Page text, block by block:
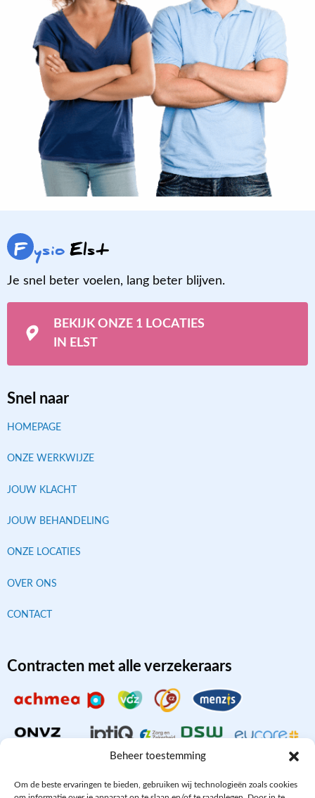
Beheer toestemming
Om de beste ervaringen te bieden, gebruiken wij technologieën zoals cookies
F ysioElst
Je snel beter voelen, lang beter blijven.
BEKIJK ONZE 1 LOCATIES
IN ELST
Snel naar
HOMEPAGE
ONZE WERKWIJZE
JOUW KLACHT
JOUW BEHANDELING
ONZE LOCATIES
OVER ONS
CONTACT
Contracten met alle verzekeraars